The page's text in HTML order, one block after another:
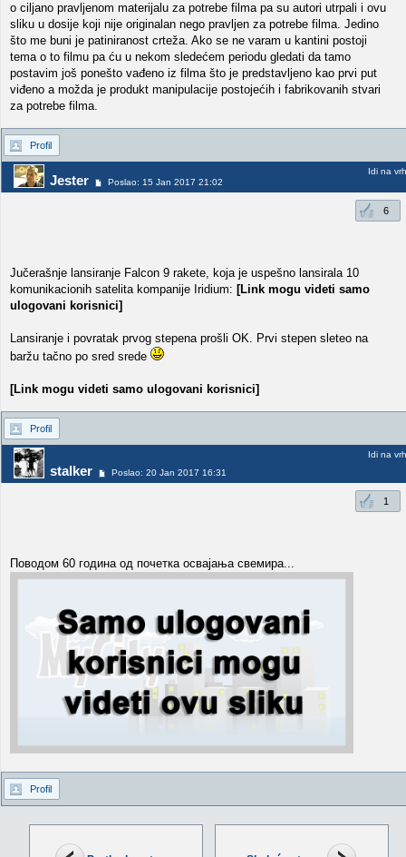
o ciljano pravljenom materijalu za potrebe filma pa su autori utrpali i ovu
sliku u dosije koji nije originalan nego pravljen za potrebe filma. Jedino
što me buni je patiniranost crteža. Ako se ne varam u kantini postoji
tema o to filmu pa ću u nekom sledećem periodu gledati da tamo
postavim još ponešto vađeno iz filma što je predstavljeno kao prvi put
viđeno a možda je produkt manipulacije postojećih i fabrikovanih stvari
za potrebe filma.
Profil
Jester Poslao: 15 Jan 2017 21:02
Idi na vrh
6
Jučerašnje lansiranje Falcon 9 rakete, koja je uspešno lansirala 10
komunikacionih satelita kompanije Iridium: [Link mogu videti samo
ulogovani korisnici]
Lansiranje i povratak prvog stepena prošli OK. Prvi stepen sleteo na
baržu tačno po sred srede
[Link mogu videti samo ulogovani korisnici]
Profil
stalker Poslao: 20 Jan 2017 16:31
Idi na vrh
1
Поводом 60 година од почетка освајања свемира...
Profil